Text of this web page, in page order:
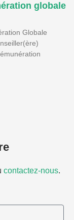
globale
Globale
contactez-nous.